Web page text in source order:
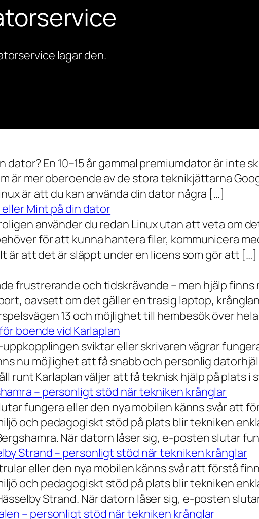
lagar den.
dator? En 10–15 år gammal premiumdator är inte
är mer oberoende av de stora teknikjättarna
är att du kan använda din dator några […]
Mint på din dator
använder du redan Linux utan att veta om
för att kunna hantera filer, kommunicera
är att det är släppt under en licens som gör att […]
frustrerande och tidskrävande – men hjälp finns
oavsett om det gäller en trasig laptop,
13 och möjlighet till hembesök över
boende vid Karlaplan
sviktar eller skrivaren vägrar
nu möjlighet att få snabb och personlig
runt Karlaplan väljer att få teknisk hjälp på plats
– personligt stöd när tekniken krånglar
fungera eller den nya mobilen känns svår att
och pedagogiskt stöd på plats blir tekniken
När datorn låser sig, e-posten slutar
Strand – personligt stöd när tekniken krånglar
eller den nya mobilen känns svår att förstå
och pedagogiskt stöd på plats blir tekniken
Strand. När datorn låser sig, e-posten
– personligt stöd när tekniken krånglar